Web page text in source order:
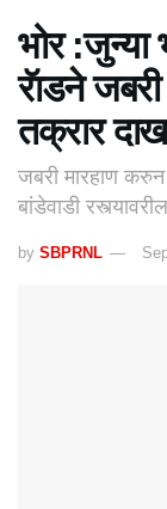
भोर
रॅाडने
तक्रार
जबरी मारहाण
बांडेवाडी
by SBPRNL